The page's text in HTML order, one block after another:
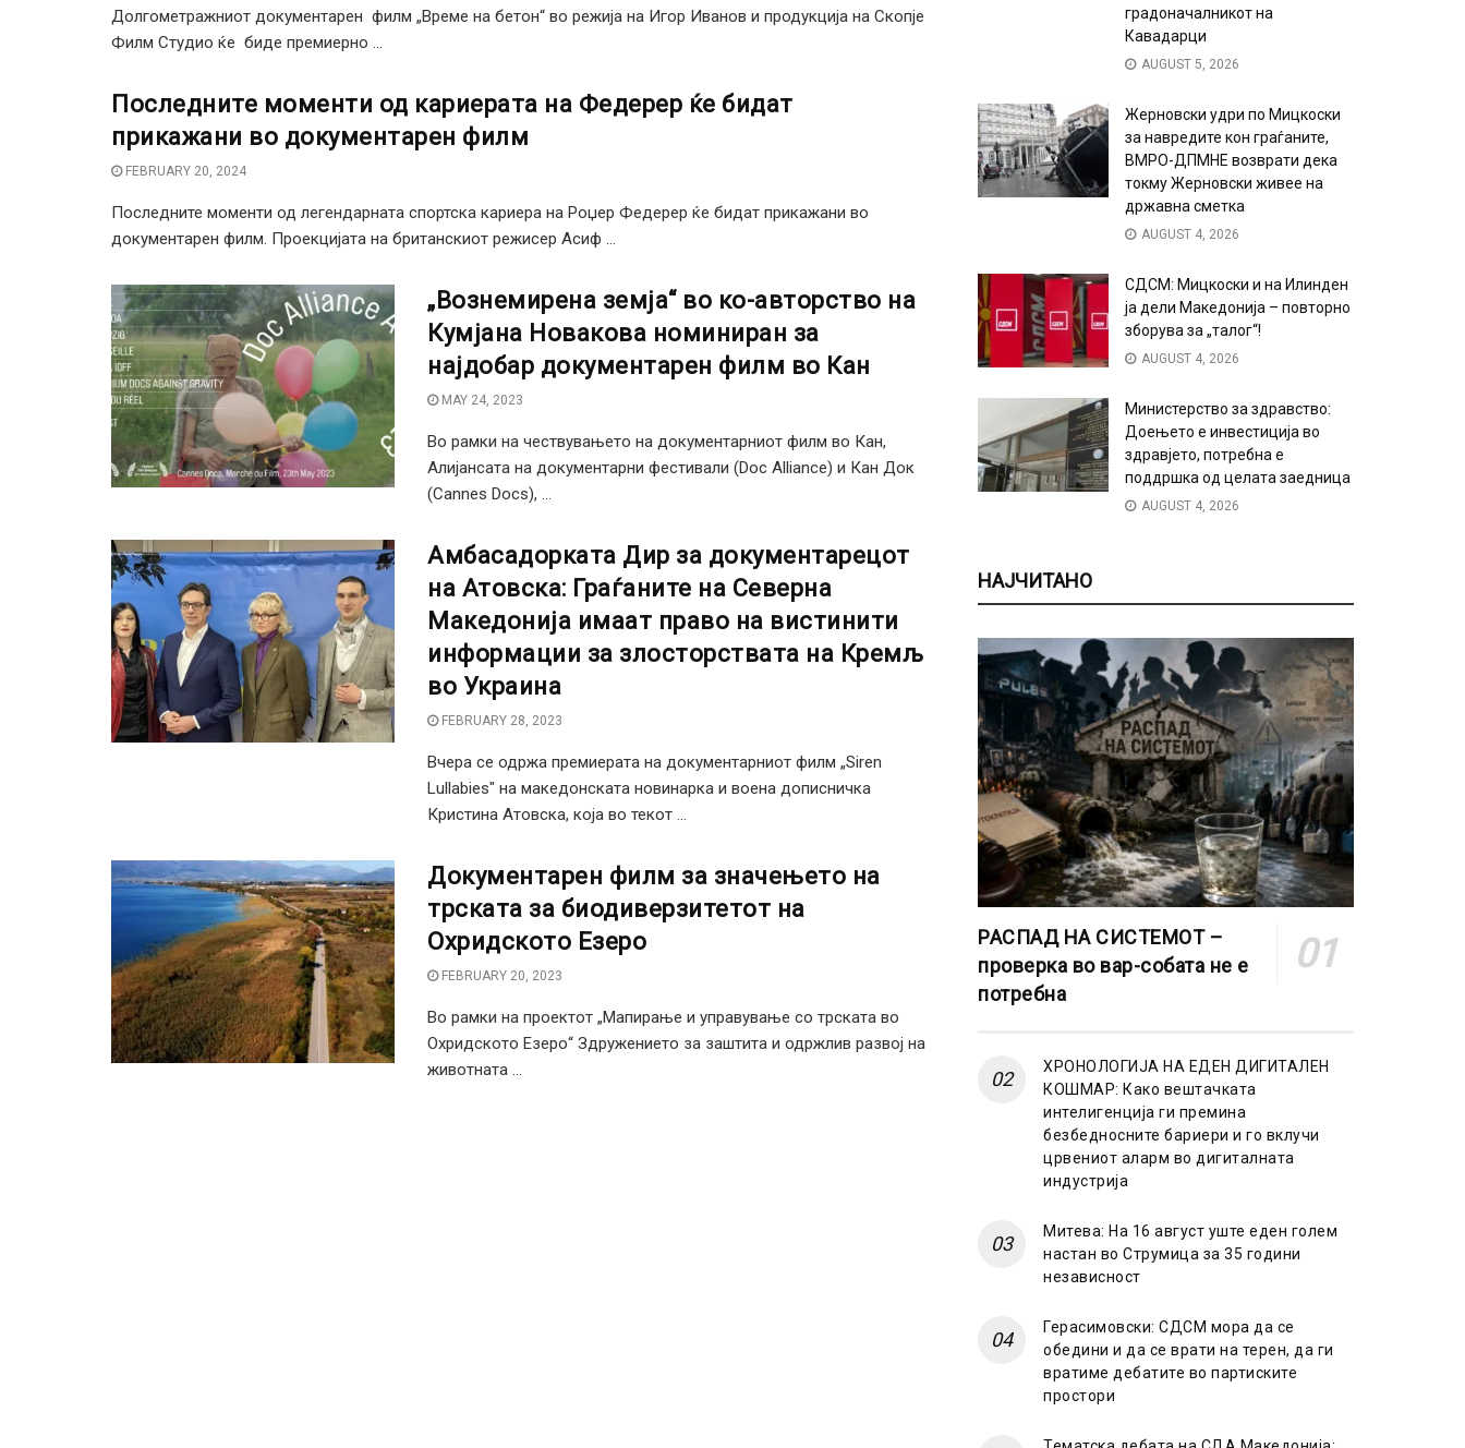
Долгометражниот документарен филм „Време на бетон“ во режија на Игор Иванов и продукција на Скопје
Филм Студио ќе биде премиерно ...
Последните моменти од кариерата на Федерер ќе бидат
прикажани во документарен филм
FEBRUARY 20, 2024
Последните моменти од легендарната спортска кариера на Роџер Федерер ќе бидат прикажани во
документарен филм. Проекцијата на британскиот режисер Асиф ...
„Вознемирена земја“ во ко-авторство на
Кумјана Новакова номиниран за
најдобар документарен филм во Кан
MAY 24, 2023
Во рамки на чествувањето на документарниот филм во Кан,
Алијансата на документарни фестивали (Doc Alliance) и Кан Док
(Cannes Docs), ...
Амбасадорката Дир за документарецот
на Атовска: Граѓаните на Северна
Македонија имаат право на вистинити
информации за злосторствата на Кремљ
во Украина
FEBRUARY 28, 2023
Вчера се одржа премиерата на документарниот филм „Siren
Lullabies" на македонската новинарка и воена дописничка
Кристина Атовска, која во текот ...
Документарен филм за значењето на
трската за биодиверзитетот на
Охридското Езеро
FEBRUARY 20, 2023
Во рамки на проектот „Мапирање и управување со трската во
Охридското Езеро“ Здружението за заштита и одржлив развој на
животната ...
градоначалникот на
Кавадарци
AUGUST 5, 2026
Жерновски удри по Мицкоски
за навредите кон граѓаните,
ВМРО-ДПМНЕ возврати дека
токму Жерновски живее на
државна сметка
AUGUST 4, 2026
СДСМ: Мицкоски и на Илинден
ја дели Македонија – повторно
зборува за „талог“!
AUGUST 4, 2026
Министерство за здравство:
Доењето е инвестиција во
здравјето, потребна е
поддршка од целата заедница
AUGUST 4, 2026
НАЈЧИТАНО
РАСПАД НА СИСТЕМОТ –
проверка во вар-собата не е
потребна
ХРОНОЛОГИЈА НА ЕДЕН ДИГИТАЛЕН
КОШМАР: Како вештачката
интелигенција ги премина
безбедносните бариери и го вклучи
црвениот аларм во дигиталната
индустрија
Митева: На 16 август уште еден голем
настан во Струмица за 35 години
независност
Герасимовски: СДСМ мора да се
обедини и да се врати на терен, да ги
вратиме дебатите во партиските
простори